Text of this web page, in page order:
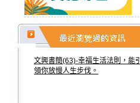
文興書簡(63)-幸福生活法則，能引
領你放慢人生步伐。